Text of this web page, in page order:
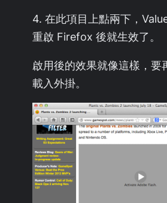
4. 在此項目上點兩下，
重啟 Firefox 後就生效了。
啟用後的效果就像這樣，要
載入外掛。